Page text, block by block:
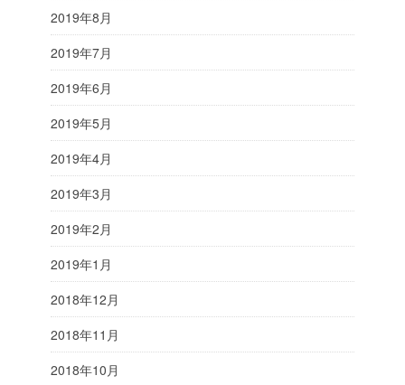
2019年8月
2019年7月
2019年6月
2019年5月
2019年4月
2019年3月
2019年2月
2019年1月
2018年12月
2018年11月
2018年10月